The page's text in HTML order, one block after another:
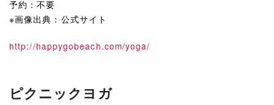
予約：不要
※画像出典：公式サイト
http://happygobeach.com/yoga/
ピクニックヨガ